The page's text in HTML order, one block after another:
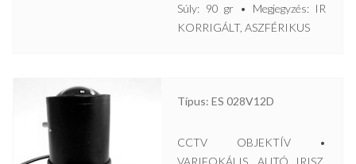
Súly: 90 gr • Megjegyzés: IR
KORRIGÁLT, ASZFÉRIKUS
Típus: ES 028V12D
CCTV OBJEKTÍV •
VARIFOKÁLIS, AUTÓ IRISZ,